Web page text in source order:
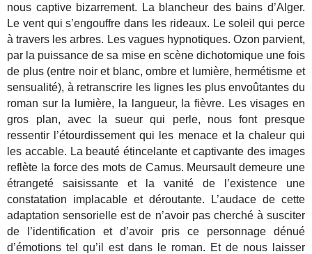
nous captive bizarrement. La blancheur des bains d’Alger.
Le vent qui s’engouffre dans les rideaux. Le soleil qui perce
à travers les arbres. Les vagues hypnotiques. Ozon parvient,
par la puissance de sa mise en scène dichotomique une fois
de plus (entre noir et blanc, ombre et lumière, hermétisme et
sensualité), à retranscrire les lignes les plus envoûtantes du
roman sur la lumière, la langueur, la fièvre. Les visages en
gros plan, avec la sueur qui perle, nous font presque
ressentir l’étourdissement qui les menace et la chaleur qui
les accable. La beauté étincelante et captivante des images
reflète la force des mots de Camus. Meursault demeure une
étrangeté saisissante et la vanité de l’existence une
constatation implacable et déroutante. L’audace de cette
adaptation sensorielle est de n’avoir pas cherché à susciter
de l’identification et d’avoir pris ce personnage dénué
d’émotions tel qu’il est dans le roman. Et de nous laisser